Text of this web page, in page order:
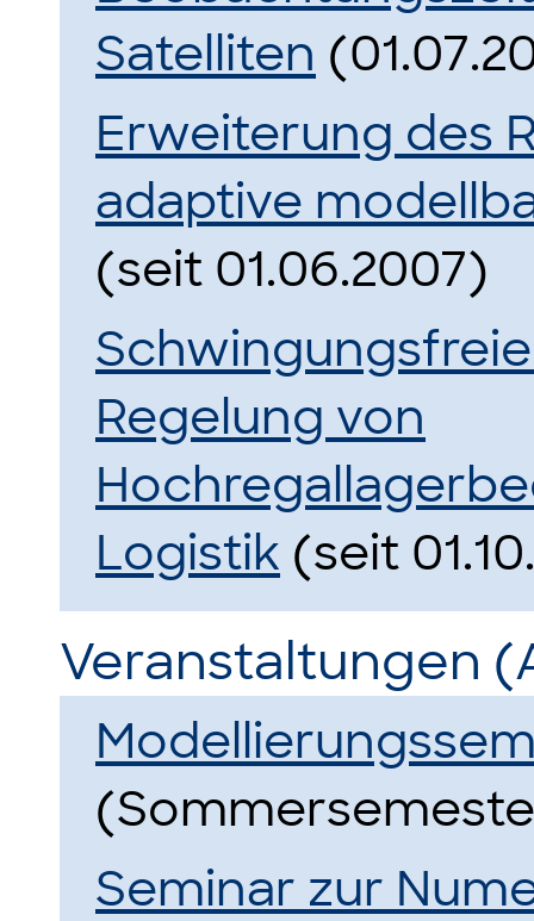
Satelliten
Erweiterung des
adaptive
(seit 01.06.2007)
Regelung von
Logistik (seit
Veranstaltungen
Seminar zur